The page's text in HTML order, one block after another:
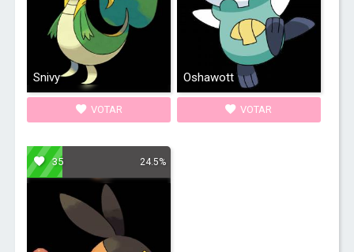
Snivy
VOTAR
Oshawott
VOTAR
35 24.5%